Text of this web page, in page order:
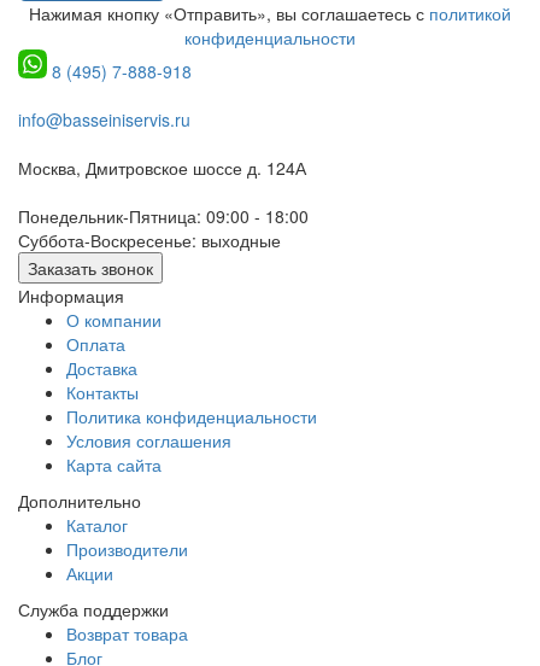
Нажимая кнопку «Отправить», вы соглашаетесь с политикой
конфиденциальности
8 (495) 7-888-918
info@basseiniservis.ru
Москва, Дмитровское шоссе д. 124А
Понедельник-Пятница: 09:00 - 18:00
Суббота-Воскресенье: выходные
Заказать звонок
Информация
О компании
Оплата
Доставка
Контакты
Политика конфиденциальности
Условия соглашения
Карта сайта
Дополнительно
Каталог
Производители
Акции
Служба поддержки
Возврат товара
Блог